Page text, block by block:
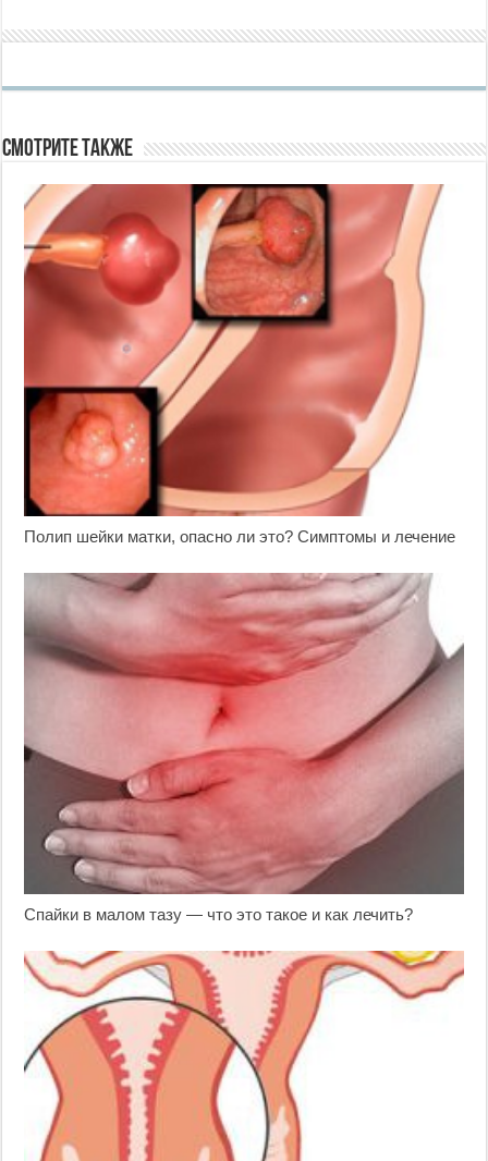
Смотрите также
Полип шейки матки, опасно ли это? Симптомы и лечение
Спайки в малом тазу — что это такое и как лечить?